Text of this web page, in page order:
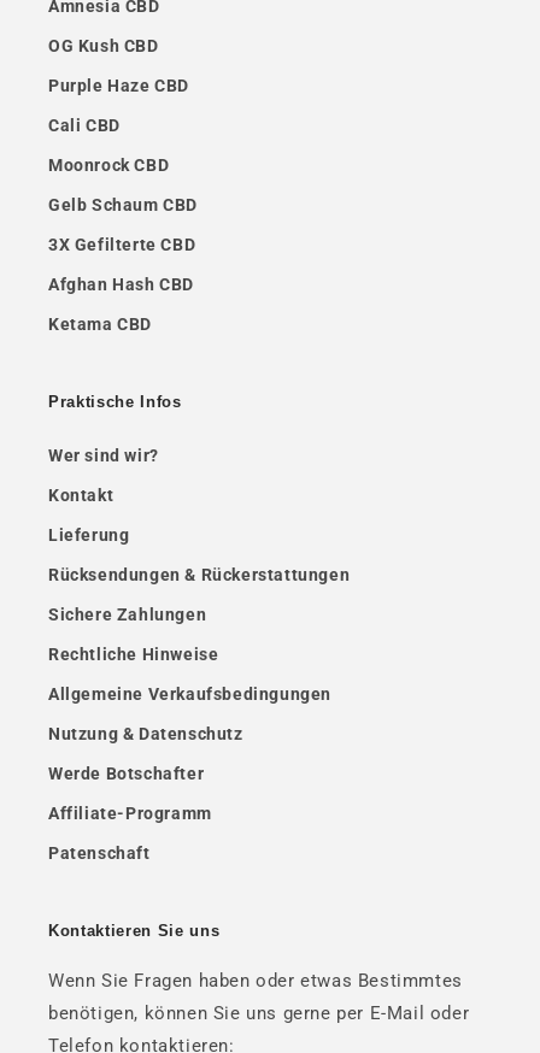
Amnesia CBD
OG Kush CBD
Purple Haze CBD
Cali CBD
Moonrock CBD
Gelb Schaum CBD
3X Gefilterte CBD
Afghan Hash CBD
Ketama CBD
Praktische Infos
Wer sind wir?
Kontakt
Lieferung
Rücksendungen & Rückerstattungen
Sichere Zahlungen
Rechtliche Hinweise
Allgemeine Verkaufsbedingungen
Nutzung & Datenschutz
Werde Botschafter
Affiliate-Programm
Patenschaft
Kontaktieren Sie uns
Wenn Sie Fragen haben oder etwas Bestimmtes
benötigen, können Sie uns gerne per E-Mail oder
Telefon kontaktieren: